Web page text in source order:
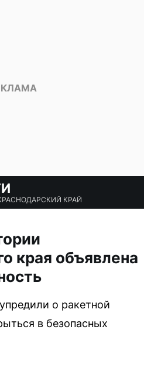
КРАЙ
края объявлена
о ракетной
в безопасных